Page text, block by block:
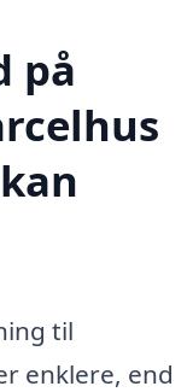
på
til
enklere, end